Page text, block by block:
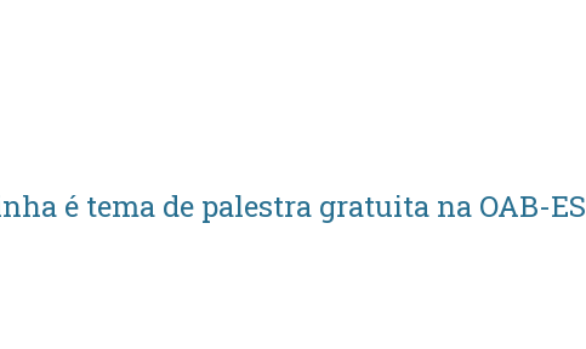
é tema de palestra gratuita na OAB-ES